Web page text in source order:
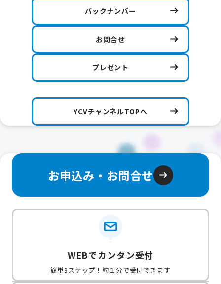
バックナンバー
お問合せ
プレゼント
YCVチャンネルTOPへ
お申込み・お問合せ
WEBでカンタン受付
簡単3ステップ！約１分で受付できます